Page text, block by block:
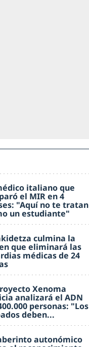
italiano que
el MIR en 4
"Aquí no te tratan
un estudiante"
culmina la
que eliminará las
médicas de 24
Xenoma
analizará el ADN
personas: "Los
deben...
autonómico